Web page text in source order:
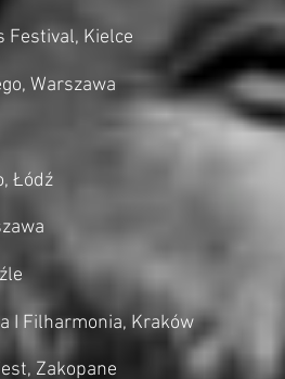
Festival, Kielce
Warszawa
Łódź
I Filharmonia, Kraków
Zakopane